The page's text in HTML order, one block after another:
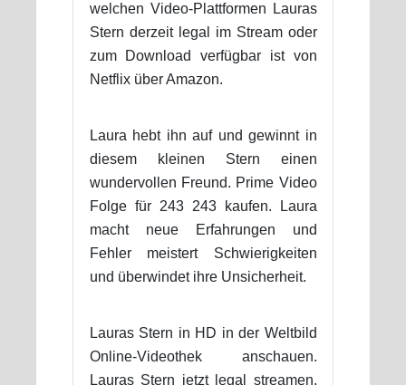
welchen Video-Plattformen Lauras
Stern derzeit legal im Stream oder
zum Download verfügbar ist von
Netflix über Amazon.
Laura hebt ihn auf und gewinnt in
diesem kleinen Stern einen
wundervollen Freund. Prime Video
Folge für 243 243 kaufen. Laura
macht neue Erfahrungen und
Fehler meistert Schwierigkeiten
und überwindet ihre Unsicherheit.
Lauras Stern in HD in der Weltbild
Online-Videothek anschauen.
Lauras Stern jetzt legal streamen.